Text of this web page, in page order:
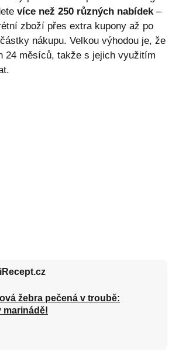
více než 250 různých nabídek–
zboží přes extra kupony až po
nákupu. Velkou výhodou je, že
24 měsíců, takže s jejich využitím
žebra pečená v troubě:
marinádě!